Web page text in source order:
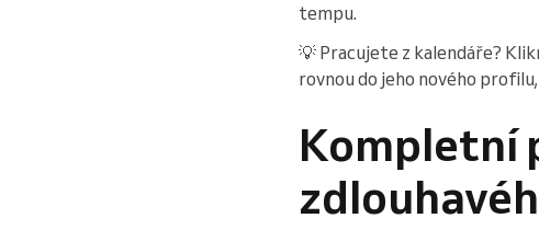
tempu.
💡 Pracujete z kalendáře?
rovnou do jeho nového
Kompletní